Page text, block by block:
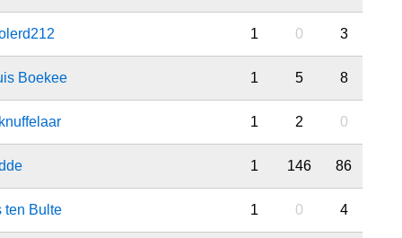
1 0 3
Boekee 1 5 8
1 2 0
1 146 86
ten Bulte 1 0 4